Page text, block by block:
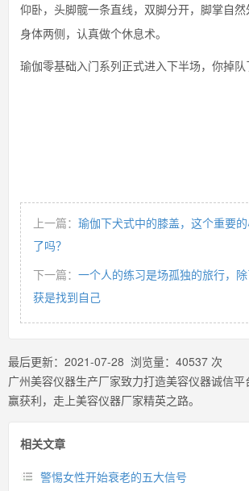
仰卧，头脚髋一条直线，双脚分开，脚掌自
身体两侧，认真做个休息术。
瑜伽零基础入门系列正式进入下半场，你掉队
上一篇： 瑜伽下犬式中的膝盖，这个重要
了吗？
下一篇： 一个人的练习是场孤独的旅行，
获是找到自己
最后更新： 2021-07-28 浏览量： 40537 次
广州美容仪器生产厂家致力打造美容仪器诚信
赢获利，走上美容仪器厂家精英之路。
相关文章
警惕女性开始衰老的五大信号